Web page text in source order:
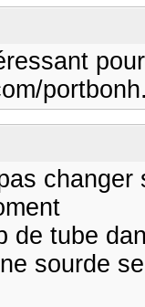
de tube
sourde